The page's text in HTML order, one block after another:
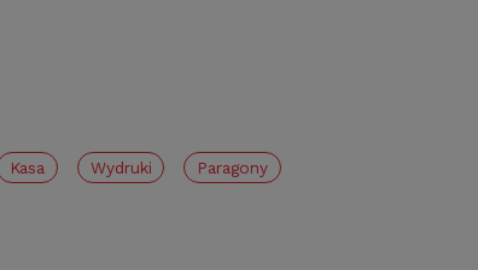
kasa Wydruki paragony